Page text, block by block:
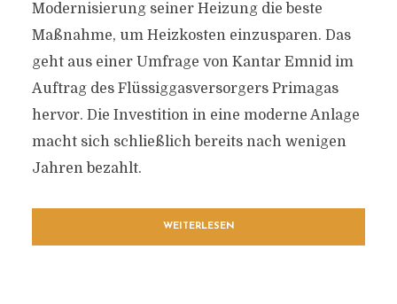
Modernisierung seiner Heizung die beste
Maßnahme, um Heizkosten einzusparen. Das
geht aus einer Umfrage von Kantar Emnid im
Auftrag des Flüssiggasversorgers Primagas
hervor. Die Investition in eine moderne Anlage
macht sich schließlich bereits nach wenigen
Jahren bezahlt.
WEITERLESEN